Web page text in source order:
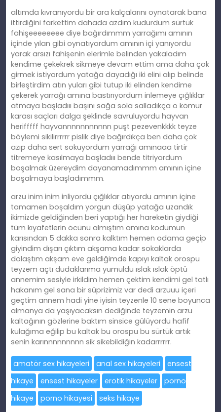
altımda kıvranıyordu bir ara kalçalarını oynatarak bana
ittirdiğini farkettim dahada azdım kudurdum sürtük
fahişeeeeeeee diye bağırdımmm yarrağımı amının
içinde yılan gibi oynatıyordum amının içi yanıyordu
yarak arsızı fahişenin elerimle belinden yakaladım
kendime çekekrek sikmeye devam ettim ama daha çok
girmek istiyordum yatağa dayadığı iki elini alıp belinde
birleştirdim atın yuları gibi tutup iki elinden kendime
çekerek yarrağı amına bastırıyordum inlemeye çığlıklar
atmaya başladııı başını sağa sola salladıkça o kömür
karası saçları dalga şeklinde savruluyordu hayvan
herifffff hayvannnnnnnnnnn puşt pezevenkkkk teyze
böylemi sikilirrrrrr pislik diye bağırdıkça ben daha çok
azıp daha sert sokuyordum yarrağı amınaaa tirtir
titremeye kasılmaya başladııı bende titriyordum
boşalmak üzereydim dayanamadımmm amının içine
boşalmaya başladımmm.
arzu inim inim inliyordu çığlıklar atıyordu amının içine
tamamen boşaldım yorgun düşüp yatağa uzandık
ikimizde geldiğinden beri yaptığı her hareketin giydiği
tüm kıyafetlerin öcünü almıştım amına kodumun
karısından 5 dakka sonra kalktım hemen odama geçip
giyindim dışarı çıktım akşama kadar sokaklarda
dolaştım akşam eve geldiğimde kapıyı kaltak orospu
teyzem açtı dudaklarıma yumuldu ıslak ıslak öptü
annemim sesiyle irkildim hemen çektim kendimi gel tatlı
hakanım gel sana bir süprizimiz var dedi arzuuu içeri
geçtim annem hadi yine iyisin teyzenle 10 sene boyunca
almanya da yaşıyacaksın dediğinde teyzemin arzu
kaltağının gözlerine baktım sinsice gülüyordu hafif
kulağıma eğilip bu kaltak bu orospu bu sürtük artık
senin karınnnnnnnnn sik sikebildiğin kadarrrrrr.
amatör sex hikayeleri anal sex hikayeleri
ensest
hikaye
ensest hikayeler erotik hikayeler
porno
hikaye
porno hikayesi seks hikaye